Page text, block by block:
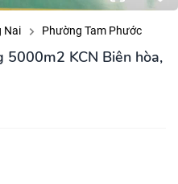
Nai Phường Tam Phước
5000m2 KCN Biên hòa,